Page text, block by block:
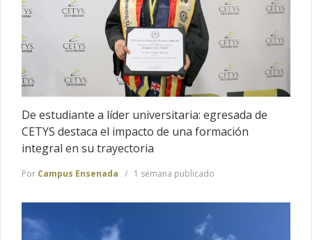
De estudiante a líder universitaria: egresada de
CETYS destaca el impacto de una formación
integral en su trayectoria
Por Campus Ensenada 1 semana publicado